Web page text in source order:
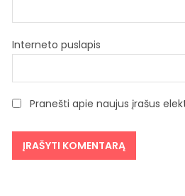
Interneto puslapis
Pranešti apie naujus įrašus